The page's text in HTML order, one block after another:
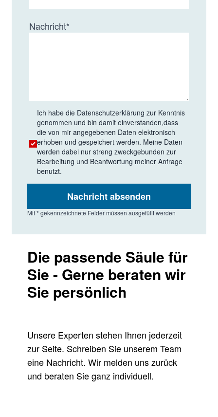
Nachricht*
Ich habe die Datenschutzerklärung zur Kenntnis
genommen und bin damit einverstanden,dass
die von mir angegebenen Daten elektronisch
erhoben und gespeichert werden. Meine Daten
werden dabei nur streng zweckgebunden zur
Bearbeitung und Beantwortung meiner Anfrage
benutzt.
Nachricht absenden
Mit * gekennzeichnete Felder müssen ausgefüllt werden
Die passende Säule für
Sie - Gerne beraten wir
Sie persönlich
Unsere Experten stehen Ihnen jederzeit
zur Seite. Schreiben Sie unserem Team
eine Nachricht. Wir melden uns zurück
und beraten Sie ganz individuell.